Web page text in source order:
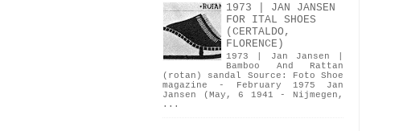
1973 | JAN JANSEN
FOR ITAL SHOES
(CERTALDO,
FLORENCE)
1973 | Jan Jansen |
Bamboo And Rattan
(rotan) sandal Source: Foto Shoe
magazine - February 1975 Jan
Jansen (May, 6 1941 - Nijmegen,
...